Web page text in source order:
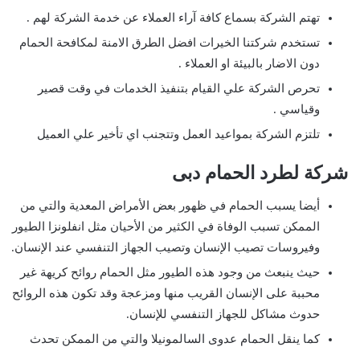
تهتم الشركة بسماع كافة آراء العملاء عن خدمة الشركة لهم .
تستخدم شركتنا الخيرات افضل الطرق الامنة لمكافحة الحمام
دون الاضار بالبيئة او العملاء .
تحرص الشركة علي القيام بتنفيذ الخدمات في وقت قصير
وقياسي .
تلتزم الشركة بمواعيد العمل وتتجنب اي تأخير علي العميل
شركة لطرد الحمام دبى
أيضا يسبب الحمام في ظهور بعض الأمراض المعدية والتي من
الممكن تسبب الوفاة في الكثير من الأحيان مثل انفلونزا الطيور
وفيروسات تصيب الإنسان وتصيب الجهاز التنفسي عند الإنسان.
حيث ينبعث من وجود هذه الطيور مثل الحمام روائح كريهة غير
محببة على الإنسان القريب منها ومزعجة وقد تكون هذه الروائح
حدوث مشاكل للجهاز التنفسي للإنسان.
كما ينقل الحمام عدوى السالمونيلا والتي من الممكن تحدث